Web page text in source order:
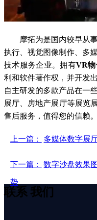
摩拓为是国内较早从
执行、视觉图像制作、多
技术服务企业。拥有VR物
利和软件著作权，并开发
自主研发的多款产品在一
展厅、房地产展厅等展览
售后服务，值得您的信赖
上一篇： 多媒体数字展
下一篇：
数字沙盘效果
势
联系 我们